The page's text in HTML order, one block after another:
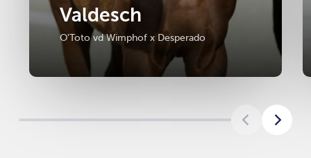
Valdesch
O'Toto vd Wimphof x Desperado